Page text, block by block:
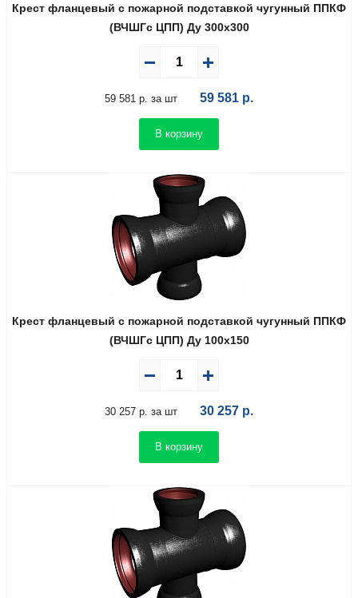
Крест фланцевый с пожарной подставкой чугунный ППКФ
(ВЧШГс ЦПП) Ду 300х300
59 581 р. за шт 59 581 р.
В корзину
Крест фланцевый с пожарной подставкой чугунный ППКФ
(ВЧШГс ЦПП) Ду 100х150
30 257 р. за шт 30 257 р.
В корзину